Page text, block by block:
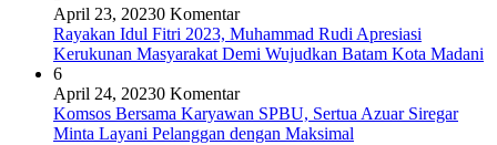
April 23, 20230 Komentar
Rayakan Idul Fitri 2023, Muhammad Rudi Apresiasi
Kerukunan Masyarakat Demi Wujudkan Batam Kota Madani
6
April 24, 20230 Komentar
Komsos Bersama Karyawan SPBU, Sertua Azuar Siregar
Minta Layani Pelanggan dengan Maksimal